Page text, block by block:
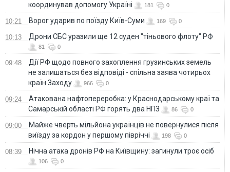
координував допомогу Україні
181 0
10:21 Ворог ударив по поїзду Київ-Суми 169 0
10:13 Дрони СБС уразили ще 12 суден "тіньового флоту" РФ
81 0
09:48
Дії РФ щодо повного захоплення грузинських земель
не залишаться без відповіді - спільна заява чотирьох
країн Заходу
966 0
09:24
Атакована нафтопереробка: у Краснодарському краї та
Самарській області РФ горять два НПЗ
86 0
09:00
Майже чверть мільйона українців не повернулися після
виїзду за кордон у першому півріччі
198 0
08:39 Нічна атака дронів РФ на Київщину: загинули троє осіб
106 0